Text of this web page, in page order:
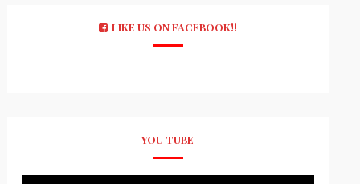
LIKE US ON FACEBOOK!!
YOU TUBE